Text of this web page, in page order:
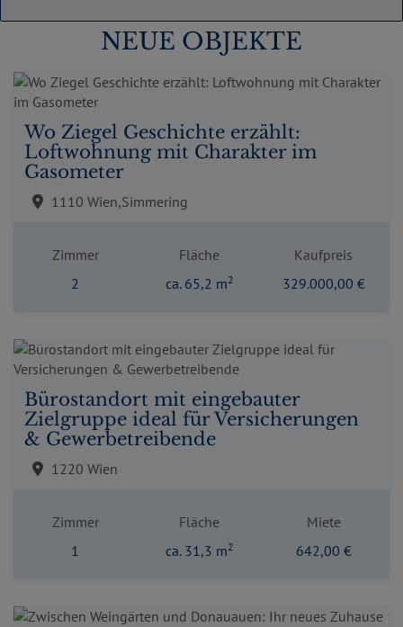
NEUE OBJEKTE
Wo Ziegel Geschichte erzählt:
Loftwohnung mit Charakter im
Gasometer
1110 Wien,Simmering
Zimmer
2
Fläche
ca. 65,2 m2
Kaufpreis
329.000,00 €
Bürostandort mit eingebauter
Zielgruppe ideal für Versicherungen
& Gewerbetreibende
1220 Wien
Zimmer
1
Fläche
ca. 31,3 m2
Miete
642,00 €